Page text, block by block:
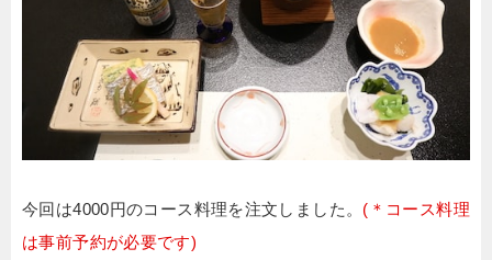
今回は4000円のコース料理を注文しました。 (＊コース料理
は事前予約が必要です)